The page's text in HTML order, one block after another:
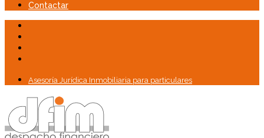
Contactar
Asesoría Jurídica Inmobiliaria para particulares